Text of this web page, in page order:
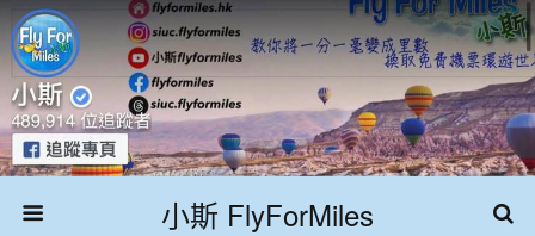
小斯 FlyForMiles